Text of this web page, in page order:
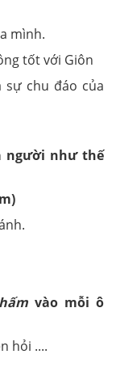
mình.
tốt với Giôn
chu đáo của
người như thế
vào mỗi ô
hỏi ....